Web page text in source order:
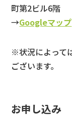
町第2ビル6階
→Googleマップ
※状況によって
ございます。
お申し込み